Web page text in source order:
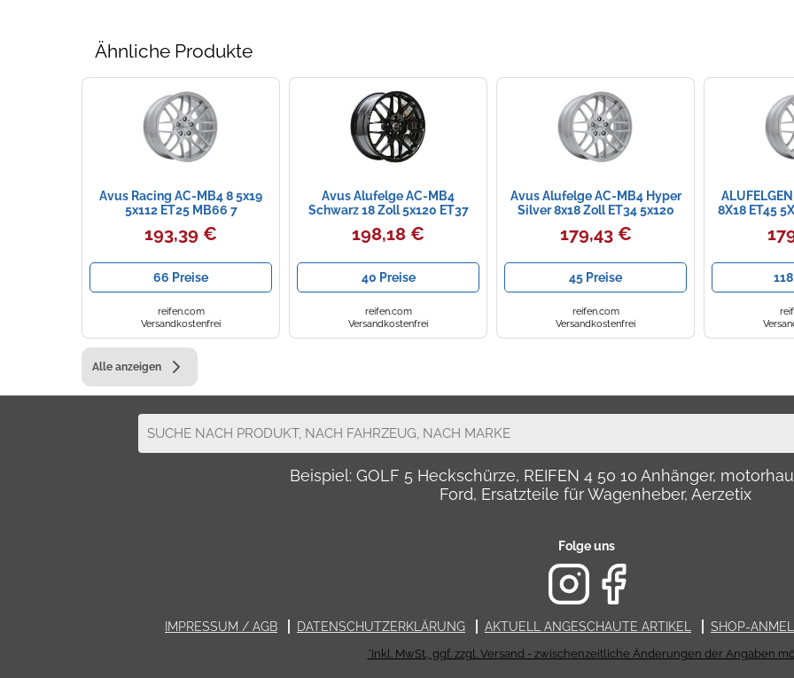
Ähnliche Produkte
Avus Racing AC-MB4 8 5x19
5x112 ET25 MB66 7
193,39 €
66 Preise
reifen.com
Versandkostenfrei
Avus Alufelge AC-MB4
Schwarz 18 Zoll 5x120 ET37
ML72,6
198,18 €
40 Preise
reifen.com
Versandkostenfrei
Avus Alufelge AC-MB4 Hyper
Silver 8x18 Zoll ET34 5x120
179,43 €
45 Preise
reifen.com
Versandkostenfrei
8X18 ET45
Alle anzeigen
Beispiel: GOLF 5 Heckschürze, REIFEN 4 50 10 Anhänger,
Ford, Ersatzteile für Wagenheber, Aerzetix
Folge uns
IMPRESSUM / AGB DATENSCHUTZERKLÄRUNG AKTUELL ANGESCHAUTE ARTIKEL SHOP-
*Inkl. MwSt., ggf. zzgl. Versand - zwischenzeitliche Änderungen der Angaben